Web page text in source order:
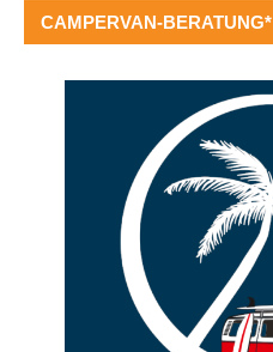
CAMPERVAN-BERATUNG*